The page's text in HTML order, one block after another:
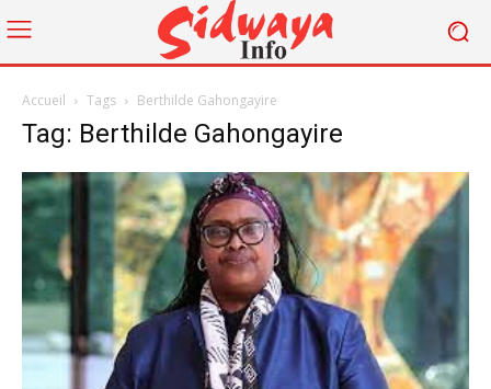
Accueil Tags Berthilde Gahongayire
Tag: Berthilde Gahongayire